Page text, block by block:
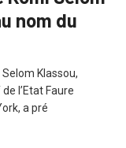
nom du
Klassou,
l’Etat Faure
a pré